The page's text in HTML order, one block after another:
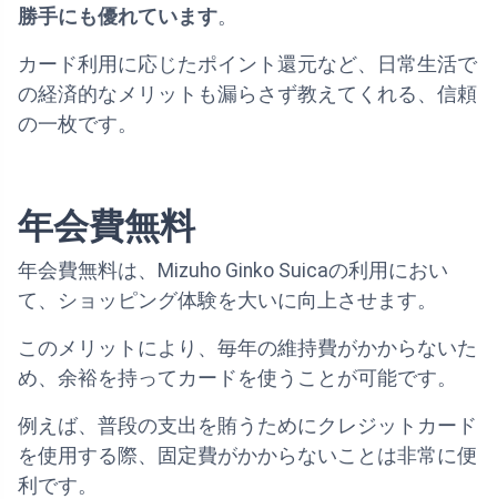
勝手にも優れています。
カード利用に応じたポイント還元など、日常生活で
の経済的なメリットも漏らさず教えてくれる、信頼
の一枚です。
年会費無料
年会費無料は、Mizuho Ginko Suicaの利用におい
て、ショッピング体験を大いに向上させます。
このメリットにより、毎年の維持費がかからないた
め、余裕を持ってカードを使うことが可能です。
例えば、普段の支出を賄うためにクレジットカード
を使用する際、固定費がかからないことは非常に便
利です。